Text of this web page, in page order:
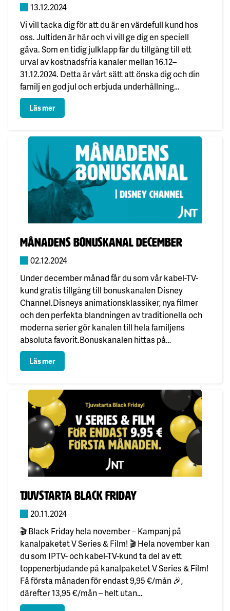
13.12.2024
Vi vill tacka dig för att du är en värdefull kund hos
oss. Jultiden är här och vi vill ge dig en speciell
gåva. Som en tidig julklapp får du tillgång till ett
urval av kostnadsfria kanaler mellan 16.12–
31.12.2024. Detta är vårt sätt att önska dig och din
familj en god jul och erbjuda underhållning…
Läs mer: Gratis kabel-TV- och IPTV-kanaler
månadens bonuskanal december
Publicerad:
02.12.2024
Under december månad får du som vår kabel-TV-
kund gratis tillgång till bonuskanalen Disney
Channel.Disneys animationsklassiker, nya filmer
och den perfekta blandningen av traditionella och
moderna serier gör kanalen till hela familjens
absoluta favorit.Bonuskanalen hittas på
kanalplats 160 i kabel-TV.Trevlig december!
Läs mer: månadens bonuskanal december
Tjuvstarta Black Friday
Publicerad:
20.11.2024
🎬 Black Friday hela november – Kampanj på
kanalpaketet V Series & Film! 🎬 Hela november kan
du som IPTV- och kabel-TV-kund ta del av ett
toppenerbjudande på kanalpaketet V Series & Film!
Få första månaden för endast 9,95 €/mån 🎉,
därefter 13,95 €/mån – helt utan
bindningstid.Dessutom ingår streamingtjänsten